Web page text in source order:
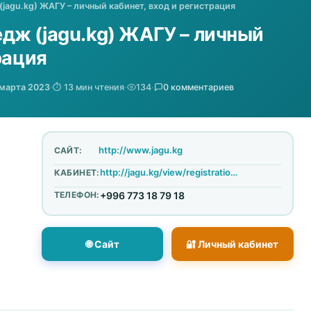
ЖАГУ – личный кабинет, вход и регистрация
(jagu.kg) ЖАГУ – личный
2023·⏱️ 13 мин чтения· 134· 0 комментариев
САЙТ: http://www.jagu.kg
КАБИНЕТ: http://jagu.kg/view/registration#
ТЕЛЕФОН: +996 773 18 79 18
🌐 Сайт 🔐 Личный кабинет